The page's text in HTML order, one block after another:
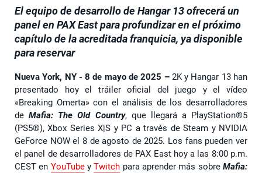
El equipo de desarrollo de Hangar 13 ofrecerá un
panel en PAX East para profundizar en el próximo
capítulo de la acreditada franquicia, ya disponible
para reservar
Nueva York, NY - 8 de mayo de 2025 – 2K y Hangar 13 han
presentado hoy el tráiler oficial del juego y el vídeo
«Breaking Omerta» con el análisis de los desarrolladores
deMafia: The Old Country, que llegará a PlayStation®5
(PS5®), Xbox Series X|S y PC a través de Steam y NVIDIA
GeForce NOW el 8 de agosto de 2025. Los fans pueden ver
el panel de desarrolladores de PAX East hoy a las 8:00 p.m.
CEST en YouTubeyTwitch para aprender más sobreMafia: